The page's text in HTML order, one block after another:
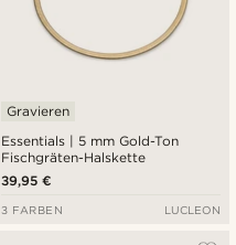
Essentials | 5 mm Gold-Ton
Fischgräten-Halskette
Gravieren
39,95 €
3 FARBEN LUCLEON